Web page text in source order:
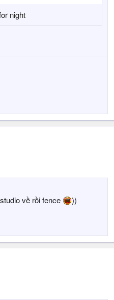
night
về rồi fence ))